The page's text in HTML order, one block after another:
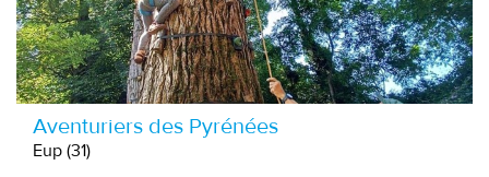
Aventuriers des Pyrénées
Eup (31)